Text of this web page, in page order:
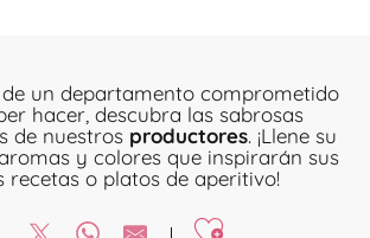
un departamento comprometido
hacer, descubra las sabrosas
de nuestros productores. ¡Llene su
y colores que inspirarán sus
recetas o platos de aperitivo!
Ajouter aux